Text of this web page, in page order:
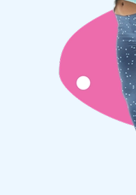
Qualità e garanzia
I gonfiabili JB sono
ribattute e realizzati in
Sono quindi molto
inoltre coperto da una
con questo prodotto
Più di 15.000 clienti
Da più di 15 anni JB fa